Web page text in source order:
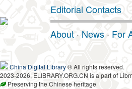
Editorial Contacts
About · News · For
China Digital Library® All rights reserved.
2023-2026, ELIBRARY.ORG.CN is a part of
Preserving the Chinese heritage